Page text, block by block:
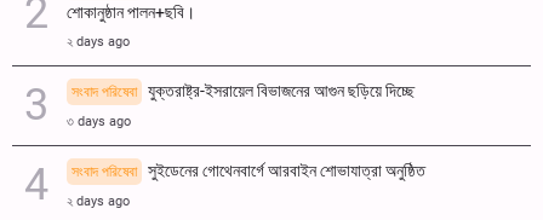
শোকানুষ্ঠান পালন+ছবি।
২ days ago
সংবাদ পরিষেবা যুক্তরাষ্ট্র-ইসরায়েল বিভাজনের আগুন ছড়িয়ে দিচ্ছে
৩ days ago
সংবাদ পরিষেবা সুইডেনের গোথেনবার্গে আরবাইন শোভাযাত্রা অনুষ্ঠিত
২ days ago